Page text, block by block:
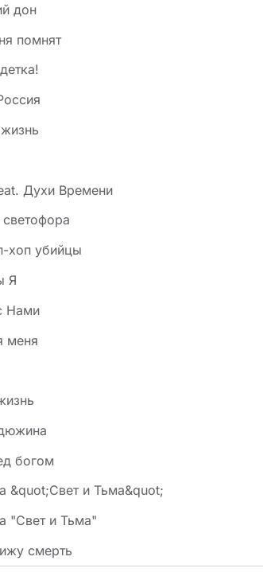
дон
помнят
Духи Времени
хоп убийцы
Я
Нами
меня
богом
&quot;Свет и Тьма&quot;
"Свет и Тьма"
смерть